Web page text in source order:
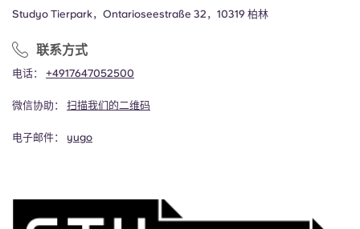
Studyo Tierpark，Ontarioseestraße 32，10319 柏林
联系方式
电话： +4917647052500
微信协助： 扫描我们的二维码
电子邮件： yugo